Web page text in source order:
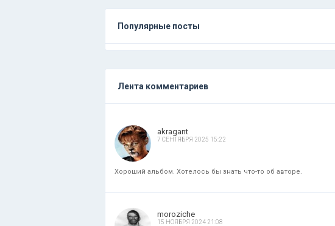
Популярные посты
Лента комментариев
akragant
7 СЕНТЯБРЯ 2025 15:22
Хороший альбом. Хотелось бы знать что-то об авторе.
moroziche
15 НОЯБРЯ 2024 21:08